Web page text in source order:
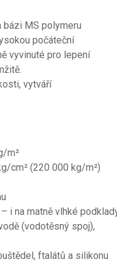
MS polymeru
počáteční
vyvinuté pro lepení
vytváří
m²
cm² (220 000 kg/m²)
i na matně vlhké
(vodotěsný spoj),
ftalátů a silikonu